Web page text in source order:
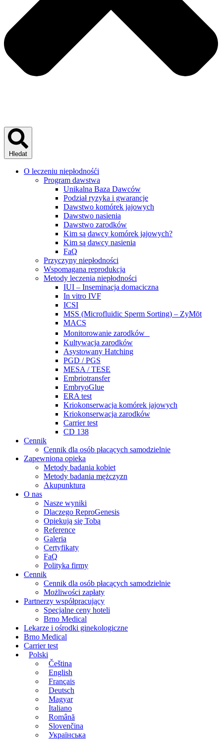
Hledat
O leczeniu niepłodnośći
Program dawstwa
Unikalna Baza Dawców
Podział ryzyka i gwarancje
Dawstwo komórek jajowych
Dawstwo nasienia
Dawstwo zarodków
Kim są dawcy komórek jajowych?
Kim są dawcy nasienia
FaQ
Przyczyny niepłodności
Wspomagana reprodukcja
Metody leczenia niepłodności
IUI – Inseminacja domaciczna
In vitro IVF
ICSI
MSS (Microfluidic Sperm Sorting) – ZyMōt
MACS
Monitorowanie zarodków
Kultywacja zarodków
Asystowany Hatching
PGD / PGS
MESA / TESE
Embriotransfer
EmbryoGlue
ERA test
Kriokonserwacja komórek jajowych
Kriokonserwacja zarodków
Carrier test
CD 138
Cennik
Cennik dla osób płacących samodzielnie
Zapewniona opieka
Metody badania kobiet
Metody badania mężczyzn
Akupunktura
O nas
Nasze wyniki
Dlaczego ReproGenesis
Opiekują się Tobą
Reference
Galeria
Certyfikaty
FaQ
Polityka firmy
Cennik
Cennik dla osób płacących samodzielnie
Możliwości zapłaty
Partnerzy współpracujący
Specjalne ceny hoteli
Brno Medical
Lekarze i ośrodki ginekologiczne
Brno Medical
Polski
Čeština
English
Français
Deutsch
Magyar
Italiano
Română
Slovenčina
Українська
Carrier test